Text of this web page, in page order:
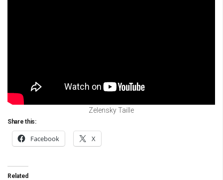
Zelensky Taille
Share this:
Facebook X
Related